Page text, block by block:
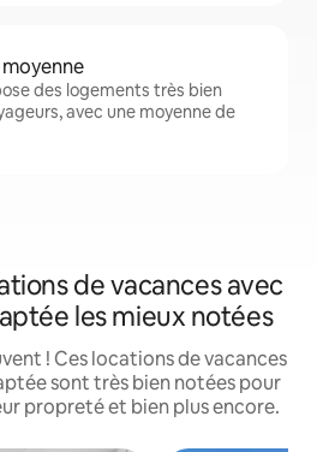
des logements très bien
avec une moyenne de
de vacances avec
les mieux notées
! Ces locations de vacances
sont très bien notées pour
propreté et bien plus encore.